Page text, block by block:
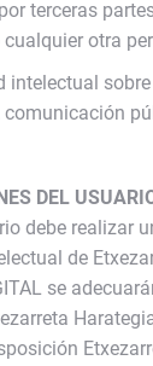
terceras
otra
intelectual
DEL
debe realizar
de
se